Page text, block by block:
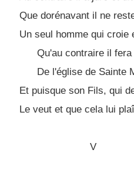
Que dorénavant il ne
Un seul homme qui croie
Qu'au contraire il
De l'église de Sainte
Et puisque son Fils, qui
Le veut et que cela lui
V